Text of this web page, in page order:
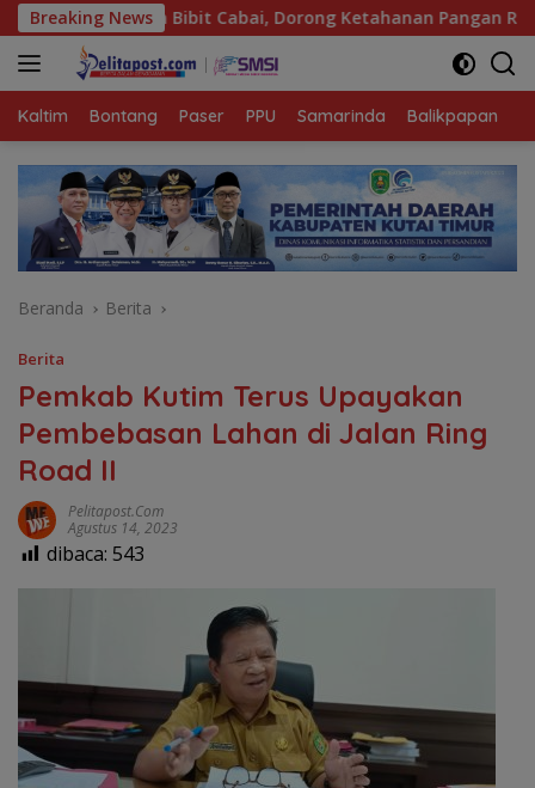
Langsung
ke
konten
Breaking News
Bagikan Bibit Cabai, Dorong Ketahanan Pangan Rumah
Kaltim Bontang Paser PPU Samarinda Balikpapan
Beranda Berita
Berita
Pemkab Kutim Terus Upayakan
Pembebasan Lahan di Jalan Ring
Road II
Pelitapost.com
Agustus 14, 2023
dibaca: 543